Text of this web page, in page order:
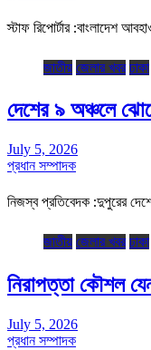
স্টাফ রিপোর্টার :বাংলাদেশ
জাতীয় জেলার খবর ঢাকা
দেশের ৯ অঞ্চলে
July 5, 2026
প্রধান সম্পাদক
নিজস্ব প্রতিবেদক :দুপুরের
জাতীয় জেলার খবর ঢাকা
নিরাপত্তা কৌশল
July 5, 2026
প্রধান সম্পাদক